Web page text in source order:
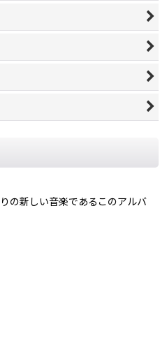
の新しい音楽であるこのアルバ